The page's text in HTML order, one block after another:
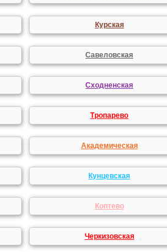
Курская
Савеловская
Сходненская
Тропарево
Академическая
Кунцевская
Коптево
Черкизовская